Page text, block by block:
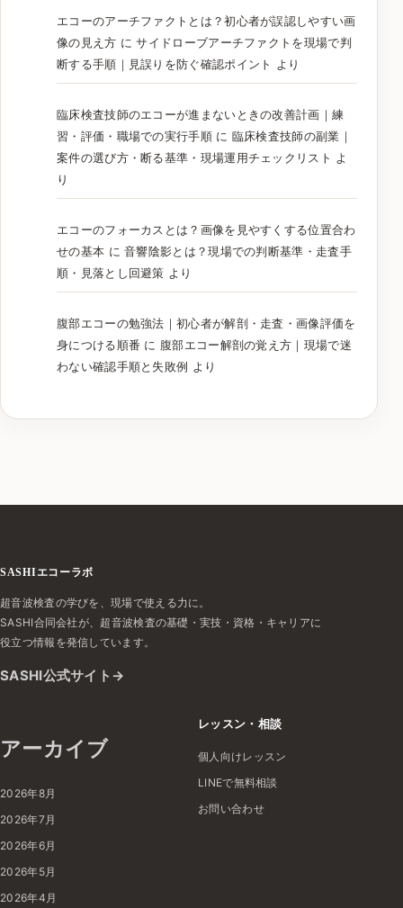
エコーのアーチファクトとは？初心者が誤認しやすい画
像の見え方 にサイドローブアーチファクトを現場で判
断する手順｜見誤りを防ぐ確認ポイント より
臨床検査技師のエコーが進まないときの改善計画｜練
習・評価・職場での実行手順に 臨床検査技師の副業｜
案件の選び方・断る基準・現場運用チェックリスト よ
り
エコーのフォーカスとは？画像を見やすくする位置合わ
せの基本 に音響陰影とは？現場での判断基準・走査手
順・見落とし回避策 より
腹部エコーの勉強法｜初心者が解剖・走査・画像評価を
身につける順番 に 腹部エコー解剖の覚え方｜現場で迷
わない確認手順と失敗例 より
SASHIエコーラボ
超音波検査の学びを、現場で使える力に。
SASHI合同会社が、超音波検査の基礎・実技・資格・キャリアに
役立つ情報を発信しています。
SASHI公式サイト
アーカイブ
2026年8月
2026年7月
2026年6月
2026年5月
2026年4月
レッスン・相談
個人向けレッスン
LINEで無料相談
お問い合わせ